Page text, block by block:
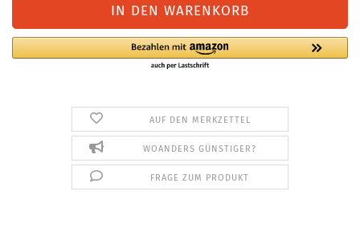
AUF DEN MERKZETTEL
WOANDERS GÜNSTIGER?
FRAGE ZUM PRODUKT